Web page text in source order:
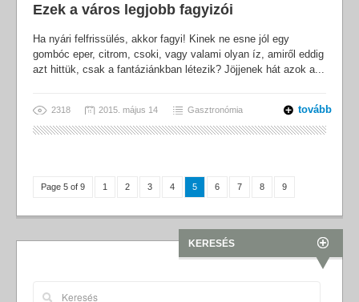
Ezek a város legjobb fagyizói
Ha nyári felfrissülés, akkor fagyi! Kinek ne esne jól egy
gombóc eper, citrom, csoki, vagy valami olyan íz, amiről eddig
azt hittük, csak a fantáziánkban létezik? Jöjjenek hát azok a...
2318 2015. május 14 Gasztronómia tovább
Page 5 of 9 1 2 3 4 5 6 7 8 9
KERESÉS